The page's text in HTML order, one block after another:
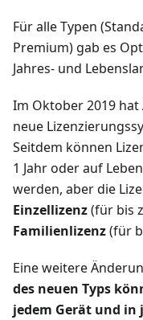
Für alle Typen
Premium) gab es
Jahres- und
Im Oktober 2019 hat
neue
Seitdem können
1 Jahr oder auf
werden, aber die
Einzellizenz(für bis
Familienlizenz(für
Eine weitere
des neuen Typs
jedem Gerät und in